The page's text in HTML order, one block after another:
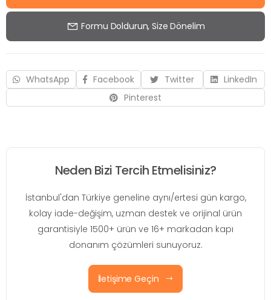
Formu Doldurun, Size Dönelim
WhatsApp Facebook Twitter
LinkedIn
Pinterest
Neden Bizi Tercih Etmelisiniz?
İstanbul'dan Türkiye geneline aynı/ertesi gün kargo,
kolay iade-değişim, uzman destek ve orijinal ürün
garantisiyle 1500+ ürün ve 16+ markadan kapı
donanım çözümleri sunuyoruz.
İletişime Geçin